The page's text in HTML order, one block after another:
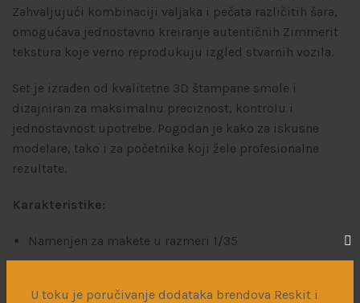
U toku je poručivanje dodataka brendova Reskit i
Zahvaljujući kombinaciji valjaka i pečata različitih šara,
omogućava jednostavno kreiranje autentičnih Zimmerit
tekstura koje verno reprodukuju izgled stvarnih vozila.
Set je izrađen od kvalitetne 3D štampane smole i
dizajniran za maksimalnu preciznost, kontrolu i
jednostavnost upotrebe. Pogodan je kako za iskusne
modelare, tako i za početnike koji žele profesionalne
rezultate.
Karakteristike:
Namenjen za makete u razmeri 1/35
Zimmerit šara